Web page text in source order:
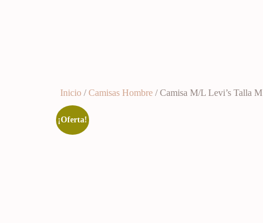
Inicio /Camisas Hombre / Camisa M/L Levi’s Talla M
¡Oferta!